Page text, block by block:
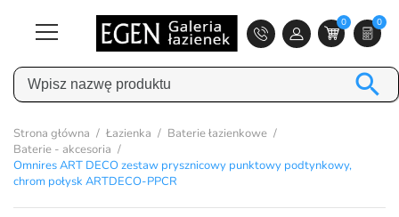
0 0

Strona główna Łazienka
Baterie łazienkowe
Baterie - akcesoria
Omnires ART DECO zestaw prysznicowy punktowy podtynkowy,
chrom połysk ARTDECO-PPCR